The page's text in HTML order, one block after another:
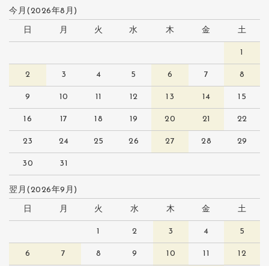
今月(2026年8月)
日 月 火 水 木 金 土
1
2 3 4 5 6 7 8
9 10 11 12 13 14 15
16 17 18 19 20 21 22
23 24 25 26 27 28 29
30 31
翌月(2026年9月)
日 月 火 水 木 金 土
1 2 3 4 5
6 7 8 9 10 11 12